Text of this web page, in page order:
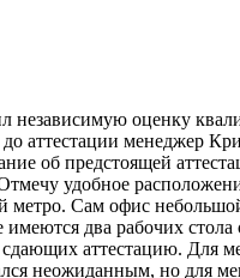
независимую оценку
аттестации менеджер
об предстоящей
удобное
метро. Сам офис
два рабочих стола
аттестацию. Для
неожиданным, но для